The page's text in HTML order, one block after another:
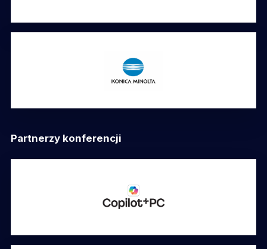
Partnerzy konferencji